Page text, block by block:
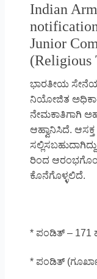
Indian
Junior
(Religious
ಭಾರತೀಯ
ನಿಯೋಜಿತ ಅಧಿಕಾರಿ
ನೇಮಕಾತಿಗಾಗಿ
ಆಹ್ವಾನಿಸಿದೆ.
ರಿಂದ
ಕೊನೆಗೊಳ್ಳಲಿದೆ.
* ಪಂಡಿತ್ – 171
* ಪಂಡಿತ್